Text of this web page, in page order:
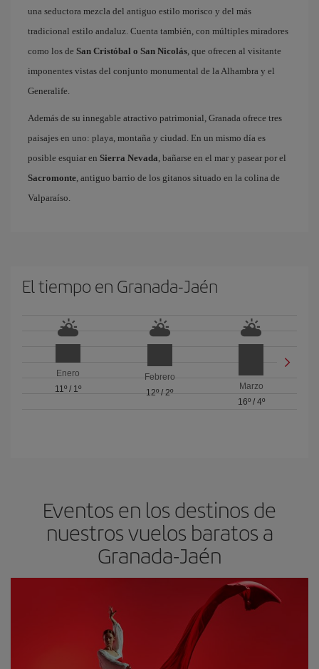
una seductora mezcla del antiguo estilo morisco y del más
tradicional estilo andaluz. Cuenta también, con múltiples miradores
como los de San Cristóbal o San Nicolás, que ofrecen al visitante
imponentes vistas del conjunto monumental de la Alhambra y el
Generalife.
Además de su innegable atractivo patrimonial, Granada ofrece tres
paisajes en uno: playa, montaña y ciudad. En un mismo día es
posible esquiar en Sierra Nevada, bañarse en el mar y pasear por el
Sacromonte, antiguo barrio de los gitanos situado en la colina de
Valparaíso.
El tiempo en Granada-Jaén
Enero
11º/ 1º
Febrero
12º / 2º
Marzo
16º/ 4º
Eventos en los destinos de
nuestros vuelos baratos a
Granada-Jaén